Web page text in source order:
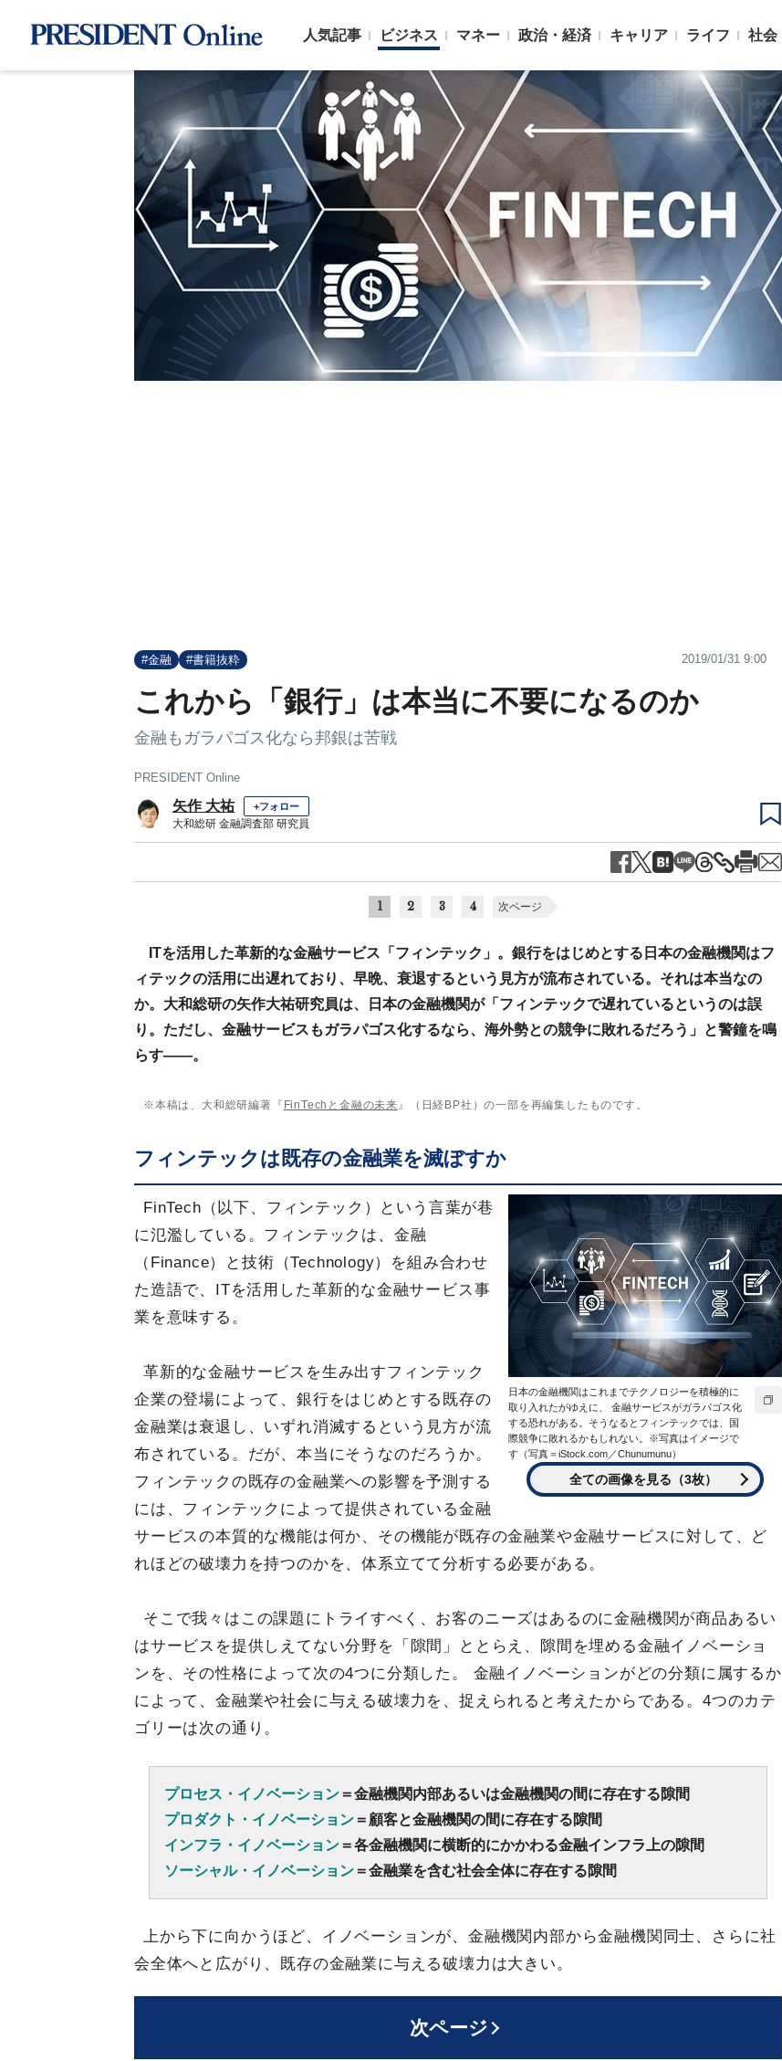
人気記事 ビジネス マネー 政治・経済 キャリア ライフ 社会
#金融 #書籍抜粋 2019/01/31 9:00
これから「銀行」は本当に不要になるのか
金融もガラパゴス化なら邦銀は苦戦
PRESIDENT Online
矢作 大祐 +フォロー
大和総研 金融調査部 研究員
1 2 3 4 次ページ
ITを活用した革新的な金融サービス「フィンテック」。銀行をはじめとする日本の金融機関はフ
ィテックの活用に出遅れており、早晩、衰退するという見方が流布されている。それは本当なの
か。大和総研の矢作大祐研究員は、日本の金融機関が「フィンテックで遅れているというのは誤
り。ただし、金融サービスもガラパゴス化するなら、海外勢との競争に敗れるだろう」と警鐘を鳴
らす――。
※本稿は、大和総研編著『 FinTechと金融の未来 』（日経BP社）の一部を再編集したものです。
フィンテックは既存の金融業を滅ぼすか
日本の金融機関はこれまでテクノロジーを積極的に
取り入れたがゆえに、 金融サービスがガラパゴス化
する恐れがある。そうなるとフィンテックでは、国
際競争に敗れるかもしれない。※写真はイメージで
す（写真＝iStock.com／Chunumunu）
全ての画像を見る（3枚）
FinTech（以下、フィンテック）という言葉が巷
に氾濫している。フィンテックは、金融
（Finance）と技術（Technology）を組み合わせ
た造語で、ITを活用した革新的な金融サービス事
業を意味する。
革新的な金融サービスを生み出すフィンテック
企業の登場によって、銀行をはじめとする既存の
金融業は衰退し、いずれ消滅するという見方が流
布されている。だが、本当にそうなのだろうか。
フィンテックの既存の金融業への影響を予測する
には、フィンテックによって提供されている金融
サービスの本質的な機能は何か、その機能が既存の金融業や金融サービスに対して、ど
れほどの破壊力を持つのかを、体系立てて分析する必要がある。
そこで我々はこの課題にトライすべく、お客のニーズはあるのに金融機関が商品あるい
はサービスを提供しえてない分野を「隙間」ととらえ、隙間を埋める金融イノベーショ
ンを、その性格によって次の4つに分類した。 金融イノベーションがどの分類に属するか
によって、金融業や社会に与える破壊力を、捉えられると考えたからである。4つのカテ
ゴリーは次の通り。
プロセス・イノベーション＝金融機関内部あるいは金融機関の間に存在する隙間
プロダクト・イノベーション＝顧客と金融機関の間に存在する隙間
インフラ・イノベーション＝各金融機関に横断的にかかわる金融インフラ上の隙間
ソーシャル・イノベーション＝金融業を含む社会全体に存在する隙間
上から下に向かうほど、イノベーションが、金融機関内部から金融機関同士、さらに社
会全体へと広がり、既存の金融業に与える破壊力は大きい。
次ページ